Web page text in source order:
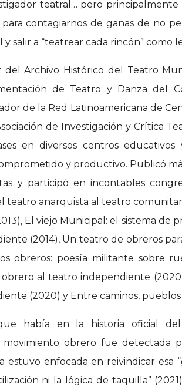
teatral… pero principalmente
contagiarnos de ganas de no
y salir a “teatrear cada rincón” como
del Archivo Histórico del Teatro
de Teatro y Danza del
de la Red Latinoamericana de
de Investigación y Crítica
en diversos centros educativos
y productivo. Publicó
y participó en incontables
teatro anarquista al teatro
El viejo Municipal: el sistema de
(2014), Un teatro de obreros
obreros: poesía militante sobre
al teatro independiente
(2020) y Entre caminos, pueblos
había en la historia oficial
movimiento obrero fue detectada
estuvo enfocada en reivindicar esa
ni la lógica de taquilla”